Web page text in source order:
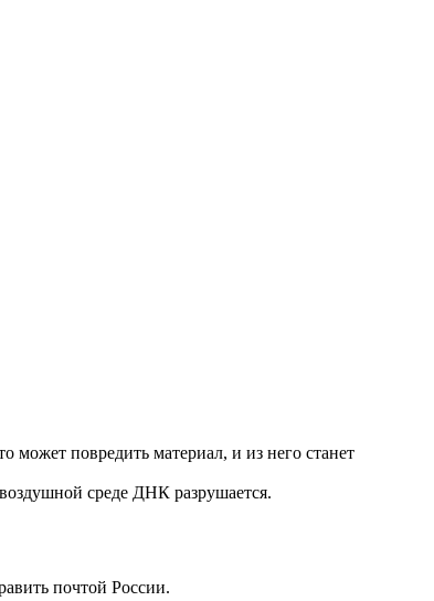
повредить материал, и из него станет
среде ДНК разрушается.
почтой России.